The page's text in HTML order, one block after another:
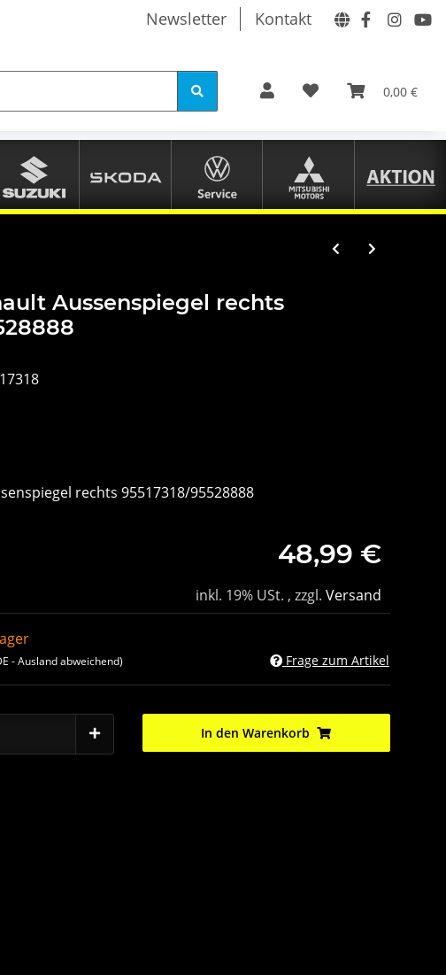
Newsletter Kontakt
0,00 €
Aussenspiegel rechts
rechts 95517318/95528888
48,99 €
inkl. 19% USt. , zzgl. Versand
- Ausland abweichend) Frage zum Artikel
In den Warenkorb